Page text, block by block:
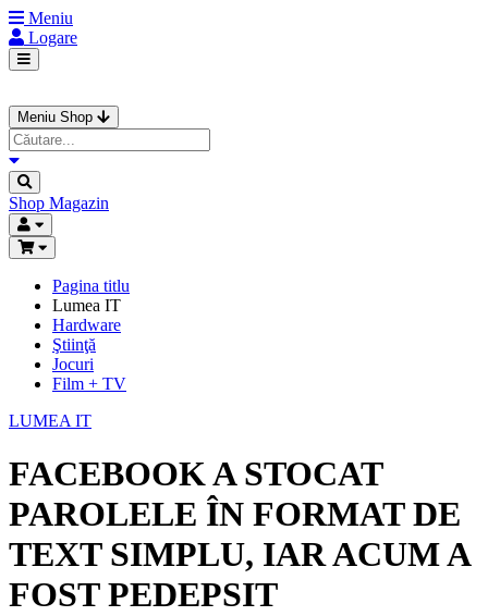
Meniu
Logare
Meniu Shop
Shop Magazin
Pagina titlu
Lumea IT
Hardware
Ştiinţă
Jocuri
Film + TV
LUMEA IT
FACEBOOK A STOCAT
PAROLELE ÎN FORMAT DE
TEXT SIMPLU, IAR ACUM A
FOST PEDEPSIT